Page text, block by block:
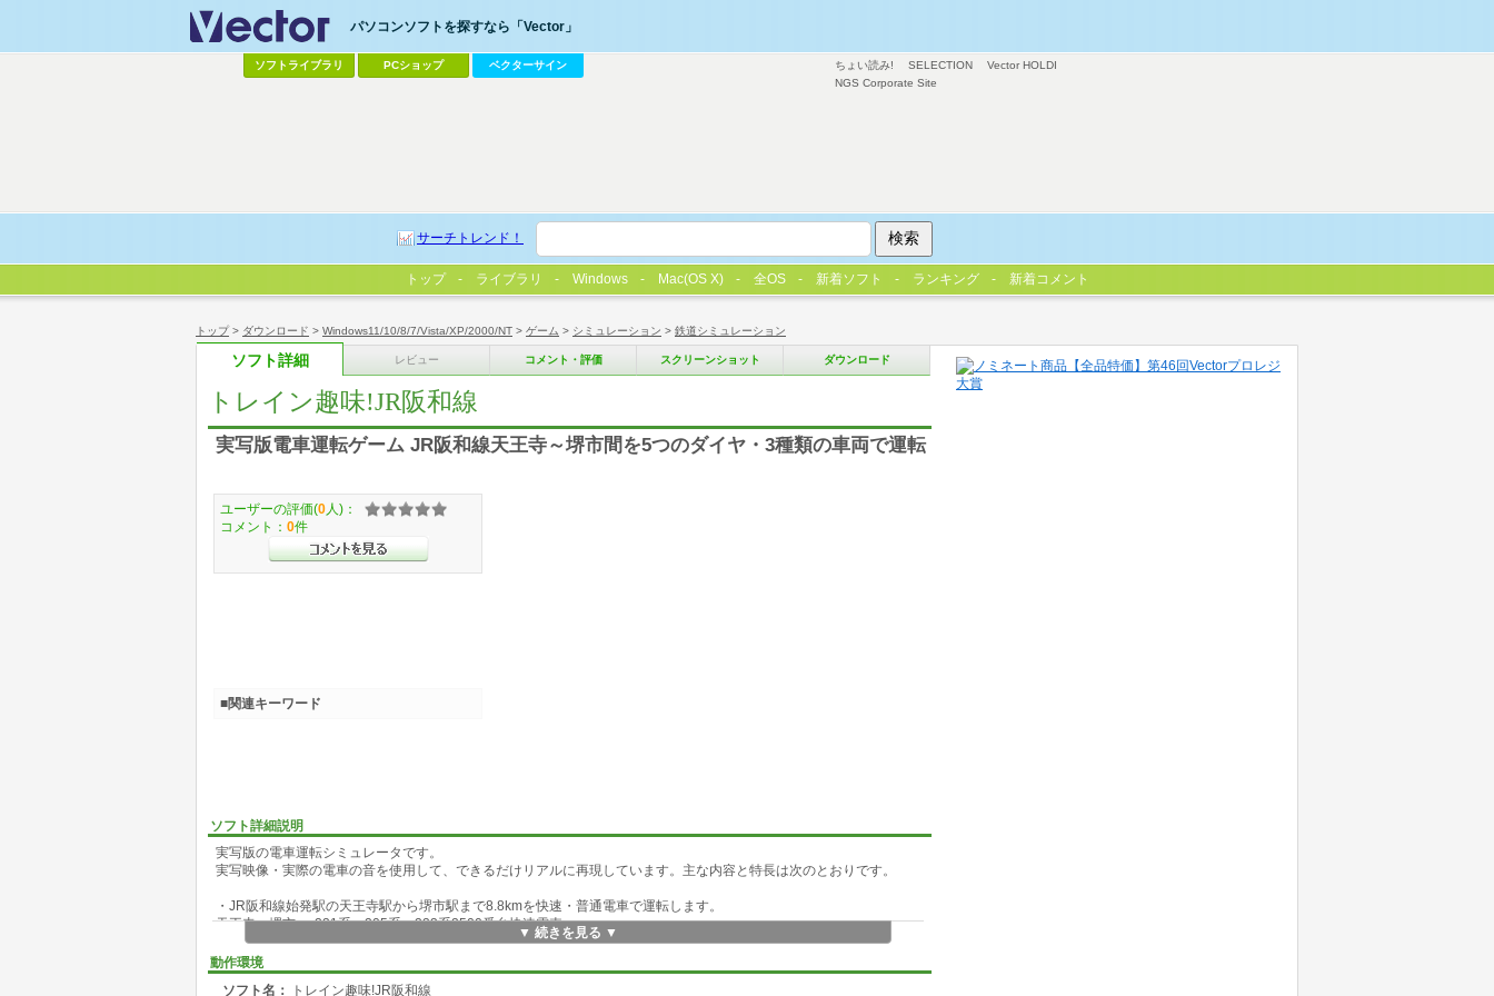
トップ> ダウンロード > Windows11/10/8/7/Vista/XP/2000/NT > ゲーム > シミュレーション > 鉄道シミュレーション
ソフト詳細 レビュー コメント・評価 スクリーンショット ダウンロード
トレイン趣味!JR阪和線
実写版電車運転ゲーム JR阪和線天王寺～堺市間を5つのダイヤ・3種類の車両で運転
ソフト詳細説明
実写版の電車運転シミュレータです。
実写映像・実際の電車の音を使用して、できるだけリアルに再現しています。主な内容と特長は次のとおりです。
・JR阪和線始発駅の天王寺駅から堺市駅まで8.8kmを快速・普通電車で運転します。
天王寺～堺市 -> 221系・205系・223系2500番台快速電車
美章園～我孫子町の上り・下り -> 205系普通電車
運転区間:天王寺 - 美章園 - 南田辺 - 鶴ヶ丘 - 長居 - 我孫子町 - 杉本町 - 浅香 - 堺市
▼ 続きを見る ▼
動作環境
ソフト名：
トレイン趣味!JR阪和線
ユーザーの評価(0 人)：
コメント： 0件
■関連キーワード
ちょい読み! SELECTION
Vector HOLDI
NGS Corporate Site
パソコンソフトを探すなら「Vector」
ソフトライブラリ PCショップ ベクターサイン
サーチトレンド！
トップ ライブラリ Windows Mac(OS X) 全OS 新着ソフト ランキング 新着コメント